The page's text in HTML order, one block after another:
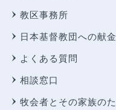
教区事務所
日本基督教団への献金
よくある質問
相談窓口
牧会者とその家族のた